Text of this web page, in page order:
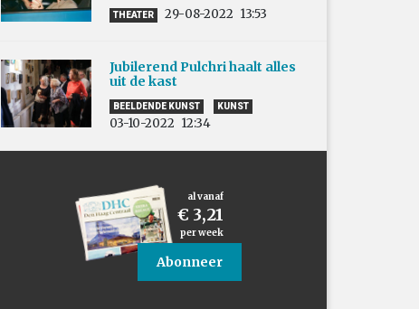
THEATER 29-08-2022 13:53
Jubilerend Pulchri haalt alles
uit de kast
BEELDENDE KUNST KUNST
03-10-2022 12:34
al vanaf
€ 3,21
per week
Abonneer